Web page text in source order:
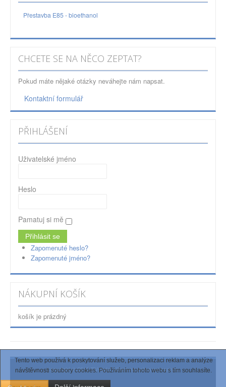
Přestavba E85 - bioethanol
CHCETE SE NA NĚCO ZEPTAT?
Pokud máte nějaké otázky neváhejte nám napsat.
Kontaktní formulář
PŘIHLÁŠENÍ
Uživatelské jméno
Heslo
Pamatuj si mě
Zapomenuté heslo?
Zapomenuté jméno?
NÁKUPNÍ KOŠÍK
košík je prázdný
Copyright © 2015 EV-auto. Všechna práva vyhrazena.
Tento web používá k poskytování služeb, personalizaci reklam a analýze
návštěvnosti soubory cookies. Používáním tohoto webu s tím souhlasíte.